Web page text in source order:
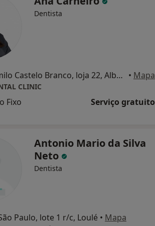
Dentista
Rua Camilo Castelo Branco, loja 22, Albufeira • Mapa
CLINIC
Fixo Serviço gratuito
Antonio Mario da Silva
Neto
Dentista
Paulo, lote 1 r/c, Loulé • Mapa